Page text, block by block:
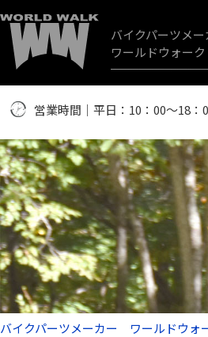
バイクパーツメー
ワールドウォーク
営業時間｜平日：10：00～18：
バイクパーツメーカー ワールドウォ